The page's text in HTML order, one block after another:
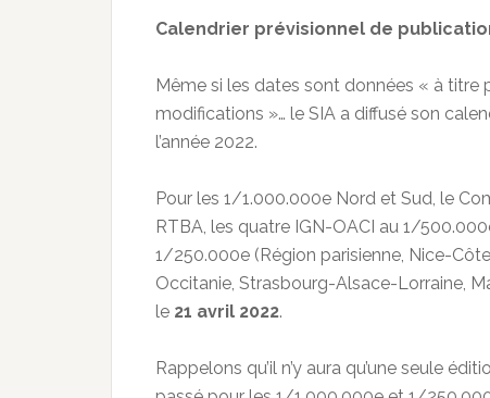
Calendrier prévisionnel de
Même si les dates sont données « à
modifications »… le SIA a diffusé son
l’année 2022.
Pour les 1/1.000.000e Nord et Sud, le
RTBA, les quatre IGN-OACI au 1/
1/250.000e (Région parisienne, Nice-
Occitanie, Strasbourg-Alsace-Lorraine,
le 21 avril 2022.
Rappelons qu’il n’y aura qu’une seule